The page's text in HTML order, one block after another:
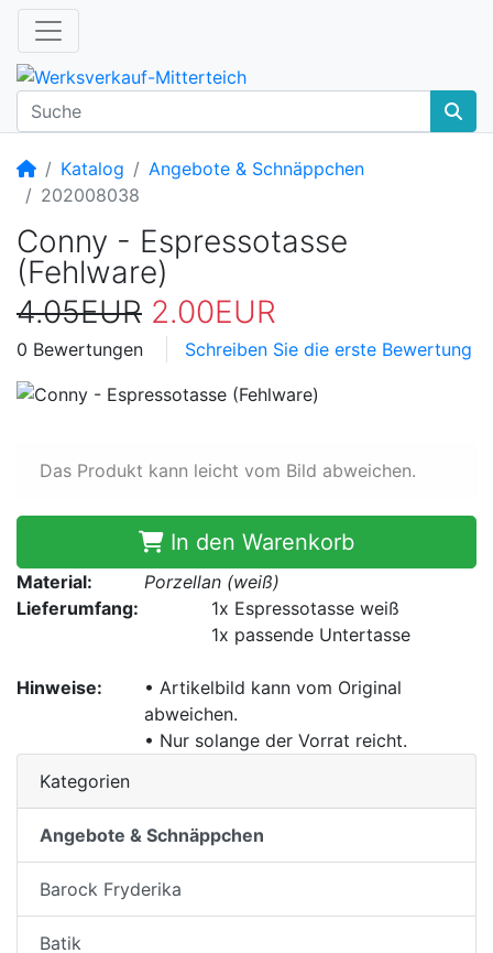
Startseite
Katalog
Angebote & Schnäppchen
202008038
Conny - Espressotasse
(Fehlware)
4.05EUR 2.00EUR
0 Bewertungen Schreiben Sie die erste Bewertung
Das Produkt kann leicht vom Bild abweichen.
In den Warenkorb
Material:
Porzellan (weiß)
Lieferumfang:
1x Espressotasse weiß
1x passende Untertasse
Hinweise:
• Artikelbild kann vom Original
abweichen.
• Nur solange der Vorrat reicht.
Kategorien
Angebote & Schnäppchen
Barock Fryderika
Batik